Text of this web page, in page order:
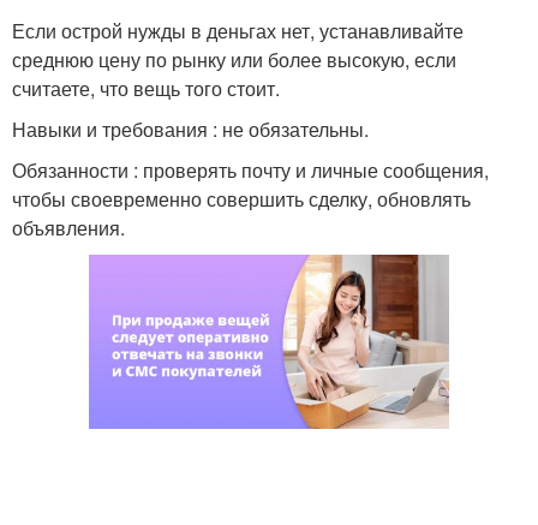
Если острой нужды в деньгах нет, устанавливайте
среднюю цену по рынку или более высокую, если
считаете, что вещь того стоит.
Навыки и требования : не обязательны.
Обязанности : проверять почту и личные сообщения,
чтобы своевременно совершить сделку, обновлять
объявления.